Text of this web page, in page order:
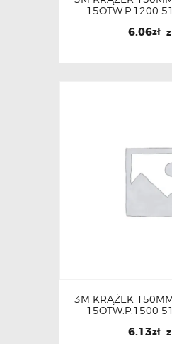
15OTW.P.1200
6.06zł
3M KRĄŻEK
15OTW.P.1500
6.13zł